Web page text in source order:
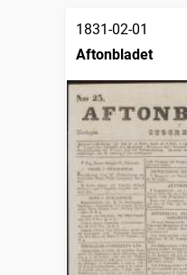
1831-02-01
Aftonbladet